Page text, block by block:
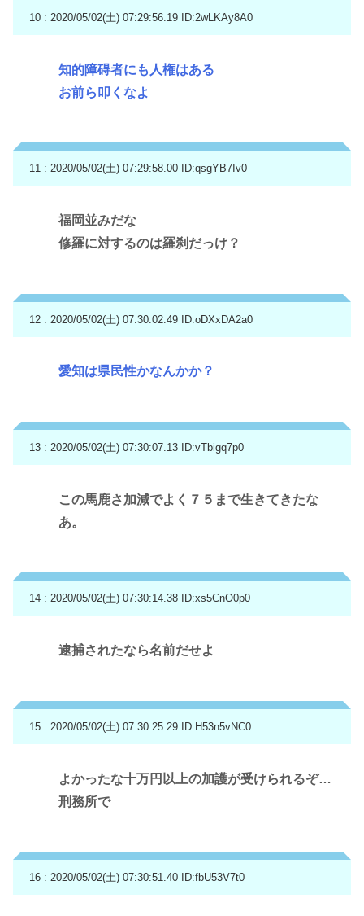
10 : 2020/05/02(土) 07:29:56.19 ID:2wLKAy8A0
知的障碍者にも人権はある
お前ら叩くなよ
11 : 2020/05/02(土) 07:29:58.00 ID:qsgYB7Iv0
福岡並みだな
修羅に対するのは羅刹だっけ？
12 : 2020/05/02(土) 07:30:02.49 ID:oDXxDA2a0
愛知は県民性かなんかか？
13 : 2020/05/02(土) 07:30:07.13 ID:vTbigq7p0
この馬鹿さ加減でよく７５まで生きてきたな
あ。
14 : 2020/05/02(土) 07:30:14.38 ID:xs5CnO0p0
逮捕されたなら名前だせよ
15 : 2020/05/02(土) 07:30:25.29 ID:H53n5vNC0
よかったな十万円以上の加護が受けられるぞ…
刑務所で
16 : 2020/05/02(土) 07:30:51.40 ID:fbU53V7t0